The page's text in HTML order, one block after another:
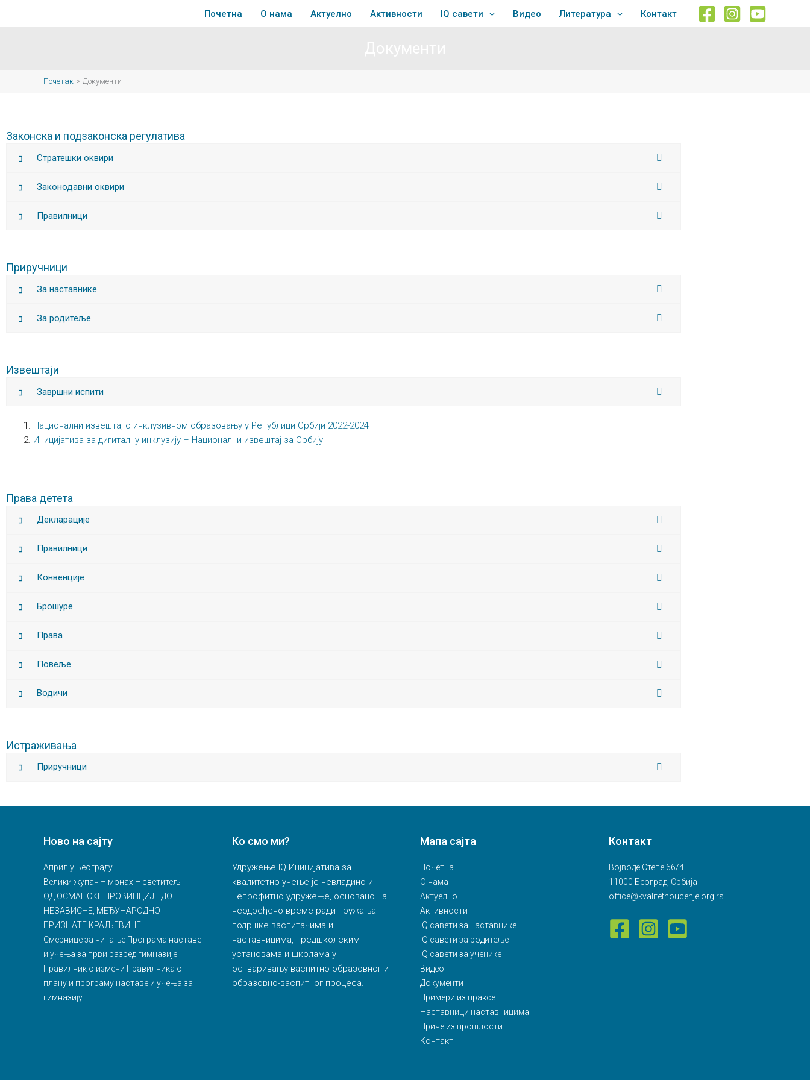
Почетна О нама Актуелно Активности IQ савети Видео Литература Контакт
Почетак Документи
Законска и подзаконска регулатива
Стратешки оквири
Законодавни оквири
Правилници
Приручници
За наставнике
За родитеље
Извештаји
Завршни испити
Национални извештај о инклузивном образовању у Републици Србији 2022-2024
Иницијатива за дигиталну инклузију – Национални извештај за Србију
Права детета
Декларације
Правилници
Конвенције
Брошуре
Права
Повеље
Водичи
Истраживања
Приручници
Ново на сајту
Април у Београду
Велики жупан – монах – светитељ
ОД ОСМАНСКЕ ПРОВИНЦИЈЕ ДО
НЕЗАВИСНЕ, МЕЂУНАРОДНО
ПРИЗНАТЕ КРАЉЕВИНЕ
Смернице за читање Програма наставе
и учења за први разред гимназије
Правилник о измени Правилника о
плану и програму наставе и учења за
гимназију
Ко смо ми?
Удружење IQ Иницијатива за
квалитетно учење је невладино и
непрофитно удружење, основано на
неодређено време ради пружања
подршке васпитачима и
наставницима, предшколским
установама и школама у
остваривању васпитно-образовног и
образовно-васпитног процеса.
Мапа сајта
Почетна
О нама
Актуелно
Активности
IQ савети за наставнике
IQ савети за родитеље
IQ савети за ученике
Видео
Документи
Примери из праксе
Наставници наставницима
Приче из прошлости
Контакт
Контакт
Војводе Степе 66/4
11000 Београд, Србија
office@kvalitetnoucenje.org.rs